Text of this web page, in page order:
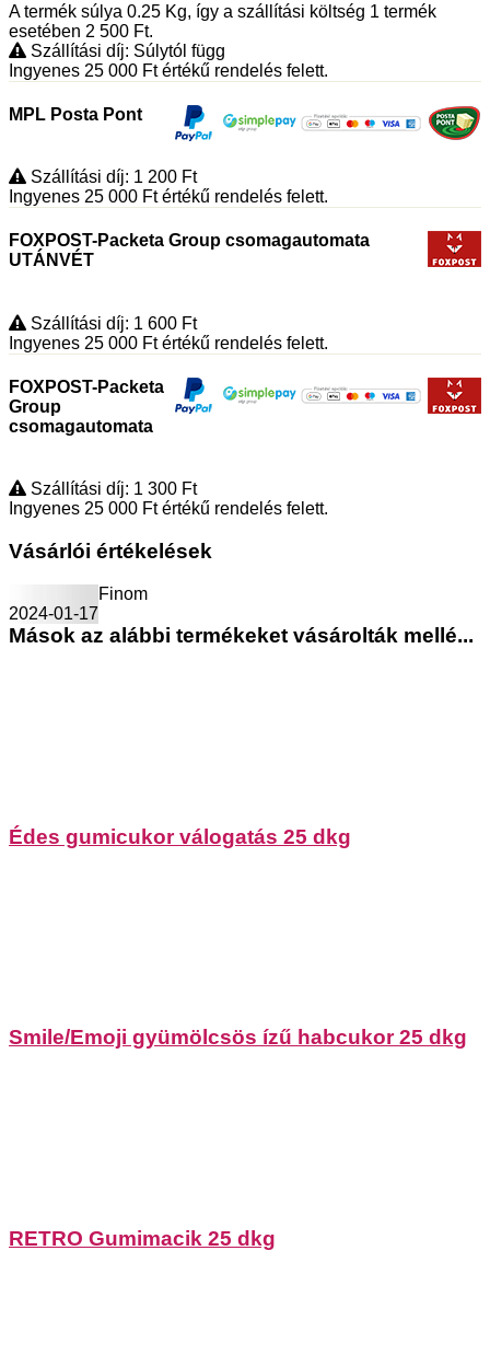
A termék súlya 0.25 Kg, így a szállítási költség 1 termék
esetében 2 500 Ft.
Szállítási díj: Súlytól függ
Ingyenes 25 000 Ftértékű rendelés felett.
MPL Posta Pont
Szállítási díj: 1 200 Ft
Ingyenes 25 000 Ftértékű rendelés felett.
FOXPOST-Packeta Group csomagautomata
UTÁNVÉT
Szállítási díj: 1 600 Ft
Ingyenes 25 000 Ftértékű rendelés felett.
FOXPOST-Packeta
Group
csomagautomata
Szállítási díj: 1 300 Ft
Ingyenes 25 000 Ftértékű rendelés felett.
Vásárlói értékelések
2024-01-17
Finom
Mások az alábbi termékeket vásárolták mellé...
Édes gumicukor válogatás 25 dkg
Smile/Emoji gyümölcsös ízű habcukor 25 dkg
RETRO Gumimacik 25 dkg